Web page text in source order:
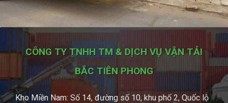
CÔNG TY TNHH TM & DỊCH VỤ VẬN TẢI
BẮC TIÊN PHONG
Kho Miền Nam: Số 14, đường số 10, khu phố 2, Quốc lộ